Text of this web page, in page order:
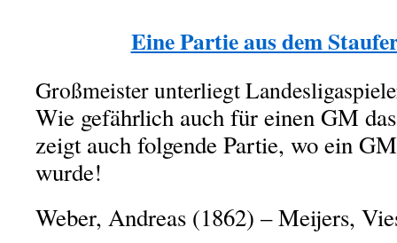
Eine Partie aus dem
Großmeister unterliegt
Wie gefährlich auch für einen GM
zeigt auch folgende Partie, wo ein
wurde!
Weber, Andreas (1862) – Meijers,